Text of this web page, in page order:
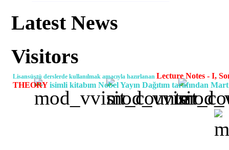
Latest News
Lisansüstü derslerde kullanılmak amacıyla hazırlanan Lecture Notes - I,
THEORY isimli kitabım Nobel Yayın Dağıtım tarafından
Visitors